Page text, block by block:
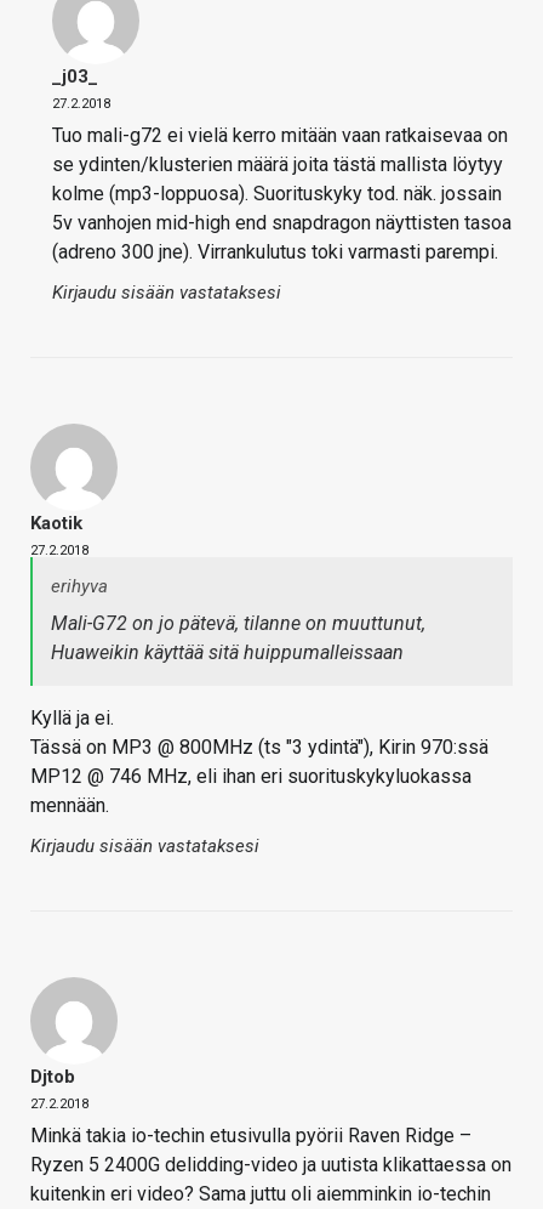
_j03_
27.2.2018
Tuo mali-g72 ei vielä kerro mitään vaan ratkaisevaa on
se ydinten/klusterien määrä joita tästä mallista löytyy
kolme (mp3-loppuosa). Suorituskyky tod. näk. jossain
5v vanhojen mid-high end snapdragon näyttisten tasoa
(adreno 300 jne). Virrankulutus toki varmasti parempi.
Kirjaudu sisään vastataksesi
Kaotik
27.2.2018
erihyva
Mali-G72 on jo pätevä, tilanne on muuttunut,
Huaweikin käyttää sitä huippumalleissaan
Kyllä ja ei.
Tässä on MP3 @ 800MHz (ts "3 ydintä"), Kirin 970:ssä
MP12 @ 746 MHz, eli ihan eri suorituskykyluokassa
mennään.
Kirjaudu sisään vastataksesi
Djtob
27.2.2018
Minkä takia io-techin etusivulla pyörii Raven Ridge –
Ryzen 5 2400G delidding-video ja uutista klikattaessa on
kuitenkin eri video? Sama juttu oli aiemminkin io-techin